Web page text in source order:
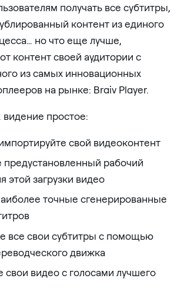
получать все субтитры,
контент из единого
но что еще лучше,
контент своей аудитории с
из самых инновационных
на рынке: Braiv Player.
видение простое:
свой видеоконтент
предустановленный рабочий
этой загрузки видео
точные сгенерированные
все свои субтитры с помощью
движка
свои видео с голосами лучшего